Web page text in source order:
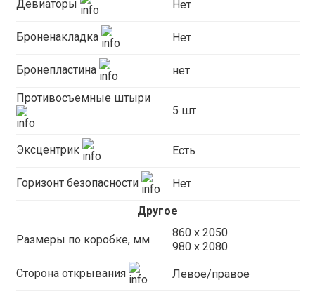
Девиаторы Нет
Броненакладка Нет
Бронепластина нет
Противосъемные штыри
5 шт
Эксцентрик Есть
Горизонт безопасности Нет
Другое
Размеры по коробке, мм
860 х 2050
980 x 2080
Сторона открывания Левое/правое